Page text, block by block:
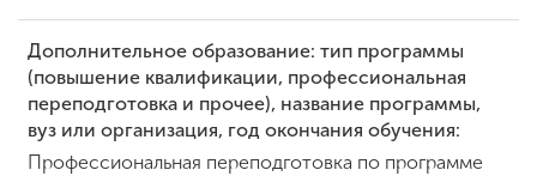
ENG SPN CHI
Дополнительное образование: тип программы
(повышение квалификации, профессиональная
переподготовка и прочее), название программы,
вуз или организация, год окончания обучения:
Профессиональная переподготовка по программе